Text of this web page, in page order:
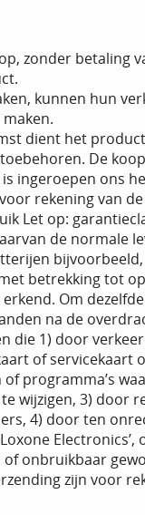
zonder betaling
kunnen hun
dient het
De
ingeroepen ons
rekening van
Let op:
de normale
betrekking tot
Om
na de
die 1) door
of servicekaart
programma’s
wijzigen, 3) door
4) door ten
onbruikbaar
zijn voor